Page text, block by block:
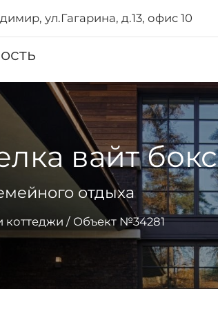
ул.Гагарина, д.13, офис 10
вайт бокс
отдыха
коттеджи / Объект №34281